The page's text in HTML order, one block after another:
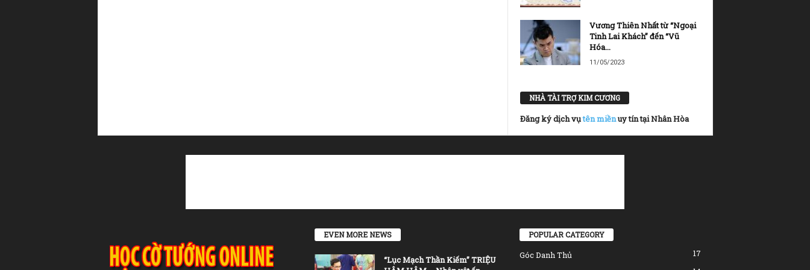
Vương Thiên Nhất từ “Ngoại
Tinh Lai Khách” đến “Vũ
Hóa...
11/05/2023
NHÀ TÀI TRỢ KIM CƯƠNG
Đăng ký dịch vụtên miềnuy tín tại Nhân Hòa
EVEN MORE NEWS
“Lục Mạch Thần Kiếm” TRIỆU
POPULAR CATEGORY
Góc Danh Thủ
17